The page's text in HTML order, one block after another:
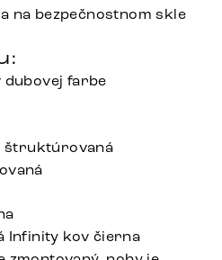
na bezpečnostnom skle
dubovej farbe
štruktúrovaná
Infinity kov čierna